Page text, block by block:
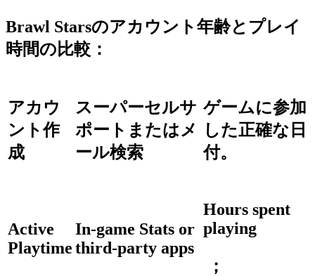
Brawl Starsのアカウント年齢とプレイ
時間の比較：
アカウ
ント作
成
スーパーセルサ
ポートまたはメ
ール検索
ゲームに参加
した正確な日
付。
Active
Playtime
In-game Stats or
third-party apps
Hours spent
playing
；